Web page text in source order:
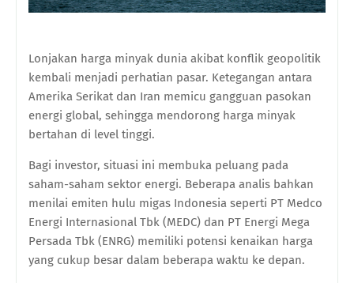
Lonjakan harga minyak dunia akibat konflik geopolitik
kembali menjadi perhatian pasar. Ketegangan antara
Amerika Serikat dan Iran memicu gangguan pasokan
energi global, sehingga mendorong harga minyak
bertahan di level tinggi.
Bagi investor, situasi ini membuka peluang pada
saham-saham sektor energi. Beberapa analis bahkan
menilai emiten hulu migas Indonesia seperti PT Medco
Energi Internasional Tbk (MEDC) dan PT Energi Mega
Persada Tbk (ENRG) memiliki potensi kenaikan harga
yang cukup besar dalam beberapa waktu ke depan.